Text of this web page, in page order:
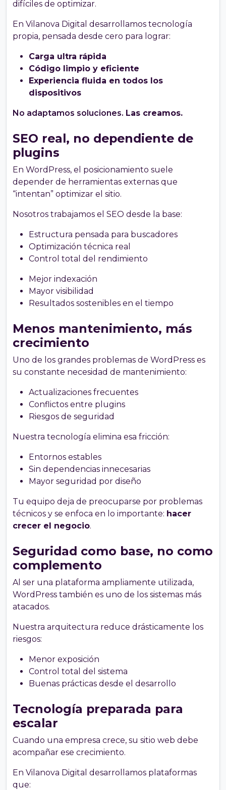
difíciles de optimizar.
En Vilanova Digital desarrollamos tecnología
propia, pensada desde cero para lograr:
Carga ultra rápida
Código limpio y eficiente
Experiencia fluida en todos los
dispositivos
No adaptamos soluciones. Las creamos.
SEO real, no dependiente de
plugins
En WordPress, el posicionamiento suele
depender de herramientas externas que
“intentan” optimizar el sitio.
Nosotros trabajamos el SEO desde la base:
Estructura pensada para buscadores
Optimización técnica real
Control total del rendimiento
Mejor indexación
Mayor visibilidad
Resultados sostenibles en el tiempo
Menos mantenimiento, más
crecimiento
Uno de los grandes problemas de WordPress es
su constante necesidad de mantenimiento:
Actualizaciones frecuentes
Conflictos entre plugins
Riesgos de seguridad
Nuestra tecnología elimina esa fricción:
Entornos estables
Sin dependencias innecesarias
Mayor seguridad por diseño
Tu equipo deja de preocuparse por problemas
técnicos y se enfoca en lo importante: hacer
crecer el negocio.
Seguridad como base, no como
complemento
Al ser una plataforma ampliamente utilizada,
WordPress también es uno de los sistemas más
atacados.
Nuestra arquitectura reduce drásticamente los
riesgos:
Menor exposición
Control total del sistema
Buenas prácticas desde el desarrollo
Tecnología preparada para
escalar
Cuando una empresa crece, su sitio web debe
acompañar ese crecimiento.
En Vilanova Digital desarrollamos plataformas
que: